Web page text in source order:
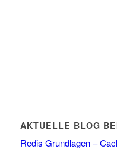
AKTUELLE BLOG
Redis Grundlagen –